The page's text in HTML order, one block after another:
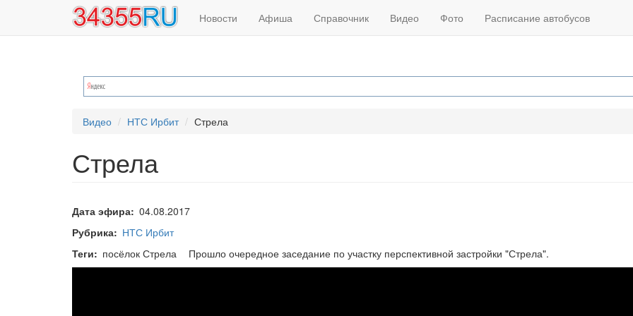
основному
Основная
навигация
Новости Афиша Справочник Видео Фото Расписание автобусов
Меню
учётной
пользователя
Видео НТС Ирбит Стрела
Стрела
Дата эфира 04.08.2017
Рубрика
НТС Ирбит
Теги
посёлок Стрела Прошло очередное заседание по участку перспективной застройки "Стрела".